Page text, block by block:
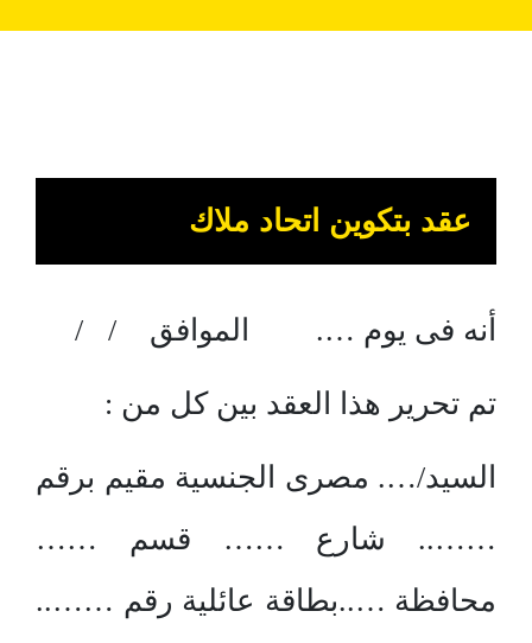
عقد بتكوين اتحاد ملاك
أنه فى يوم …. الموافق / /
تم تحرير هذا العقد بين كل من :
السيد/…. مصرى الجنسية مقيم برقم
…….. شارع …… قسم ……
محافظة …..بطاقة عائلية رقم ……..